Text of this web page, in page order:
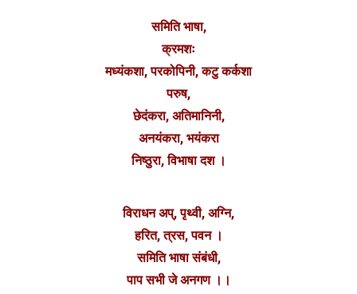
समिति भाषा,
क्रमशः
मध्यंकशा, परकोपिनी, कटु कर्कशा
परुष,
छेदंकरा, अतिमानिनी,
अनयंकरा, भयंकरा
निष्ठुरा, विभाषा दश ।
विराधन अप्, पृथ्वी, अग्नि,
हरित, त्रस, पवन ।
समिति भाषा संबंधी,
पाप सभी जे अनगण ।।